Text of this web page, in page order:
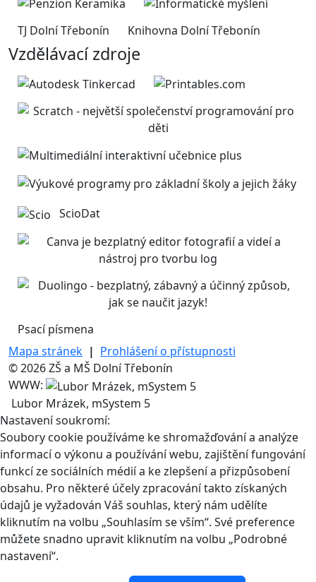
TJ Dolní Třebonín Knihovna Dolní Třebonín
Vzdělávací zdroje
ScioDat
Psací písmena
Mapa stránek | Prohlášení o přístupnosti
© 2026 ZŠ a MŠ Dolní Třebonín
WWW:
Lubor Mrázek, mSystem 5
Nastavení soukromí:
Soubory cookie používáme ke shromažďování a analýze
informací o výkonu a používání webu, zajištění fungování
funkcí ze sociálních médií a ke zlepšení a přizpůsobení
obsahu. Pro některé účely zpracování takto získaných
údajů je vyžadován Váš souhlas, který nám udělíte
kliknutím na volbu „Souhlasím se vším“. Své preference
můžete snadno upravit kliknutím na volbu „Podrobné
nastavení“.